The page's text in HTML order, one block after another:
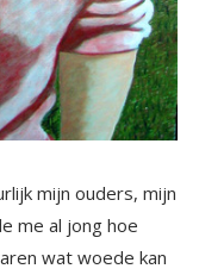
mijn ouders, mijn
me al jong hoe
wat woede kan